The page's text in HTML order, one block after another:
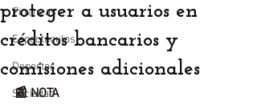
Finanzas
Espectáculos
Deportes
Sociedad
proteger a usuarios en
créditos bancarios y
comisiones adicionales
📰 NOTA